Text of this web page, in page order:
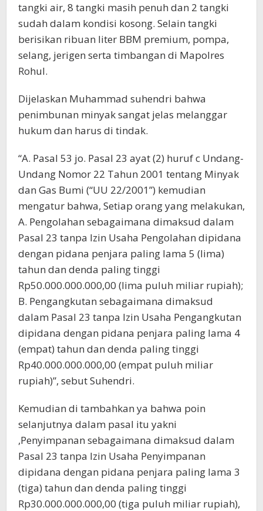
tangki air, 8 tangki masih penuh dan 2 tangki
sudah dalam kondisi kosong. Selain tangki
berisikan ribuan liter BBM premium, pompa,
selang, jerigen serta timbangan di Mapolres
Rohul.
Dijelaskan Muhammad suhendri bahwa
penimbunan minyak sangat jelas melanggar
hukum dan harus di tindak.
“A. Pasal 53 jo. Pasal 23 ayat (2) huruf c Undang-
Undang Nomor 22 Tahun 2001 tentang Minyak
dan Gas Bumi (“UU 22/2001”) kemudian
mengatur bahwa, Setiap orang yang melakukan,
A. Pengolahan sebagaimana dimaksud dalam
Pasal 23 tanpa Izin Usaha Pengolahan dipidana
dengan pidana penjara paling lama 5 (lima)
tahun dan denda paling tinggi
Rp50.000.000.000,00 (lima puluh miliar rupiah);
B. Pengangkutan sebagaimana dimaksud
dalam Pasal 23 tanpa Izin Usaha Pengangkutan
dipidana dengan pidana penjara paling lama 4
(empat) tahun dan denda paling tinggi
Rp40.000.000.000,00 (empat puluh miliar
rupiah)”, sebut Suhendri.
Kemudian di tambahkan ya bahwa poin
selanjutnya dalam pasal itu yakni
,Penyimpanan sebagaimana dimaksud dalam
Pasal 23 tanpa Izin Usaha Penyimpanan
dipidana dengan pidana penjara paling lama 3
(tiga) tahun dan denda paling tinggi
Rp30.000.000.000,00 (tiga puluh miliar rupiah),